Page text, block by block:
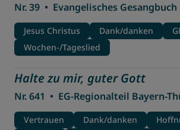
Nr. 39 • Evangelisches Gesangbuch
Jesus Christus Dank/danken
Wochen-/Tageslied
Halte zu mir, guter Gott
Nr. 641 • EG-Regionalteil Bayern-
Vertrauen Dank/danken